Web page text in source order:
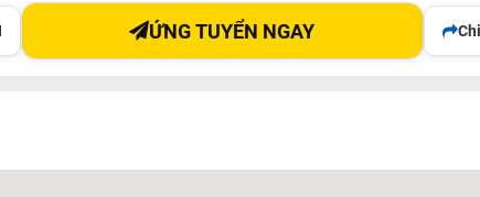
ỨNG TUYỂN NGAY